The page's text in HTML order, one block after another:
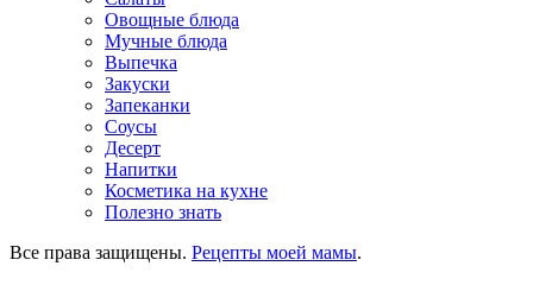
Овощные блюда
Мучные блюда
Выпечка
Закуски
Запеканки
Соусы
Десерт
Напитки
Косметика на кухне
Полезно знать
Все права защищены. Рецепты моей мамы.